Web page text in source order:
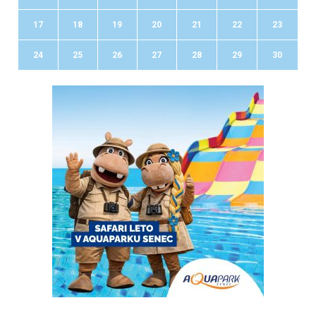
17 18 19 20 21 22 23
24 25 26 27 28 29 30